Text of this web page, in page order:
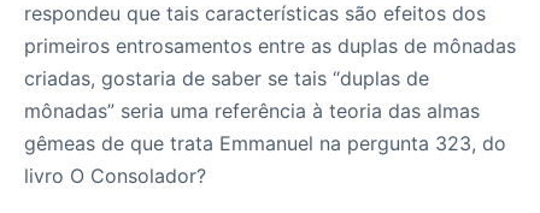
respondeu que tais características são efeitos dos
primeiros entrosamentos entre as duplas de mônadas
criadas, gostaria de saber se tais “duplas de
mônadas” seria uma referência à teoria das almas
gêmeas de que trata Emmanuel na pergunta 323, do
livro O Consolador?